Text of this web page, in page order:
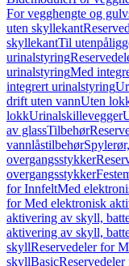
For vegghengte og
uten skyllekant
skyllekantTil
urinalstyring
urinalstyringMed
integrert urinalstyring
drift uten vannUten
lokkUrinalskillevegger
av glassTilbehør
vannlåstilbehør
overgangsstykker
overgangsstykker
for InnfeltMed
for Med elektronisk
aktivering av skyll,
aktivering av skyll,
skyllReservedeler for
skyllBasic